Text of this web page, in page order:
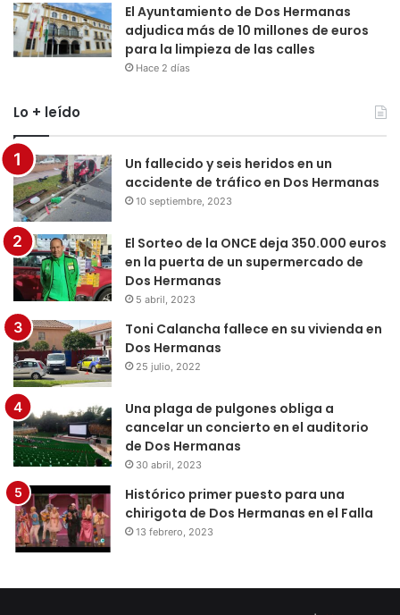
El Ayuntamiento de Dos Hermanas
adjudica más de 10 millones de euros
para la limpieza de las calles
Hace 2 días
Lo + leído
Un fallecido y seis heridos en un
accidente de tráfico en Dos Hermanas
10 septiembre, 2023
El Sorteo de la ONCE deja 350.000 euros
en la puerta de un supermercado de
Dos Hermanas
5 abril, 2023
Toni Calancha fallece en su vivienda en
Dos Hermanas
25 julio, 2022
Una plaga de pulgones obliga a
cancelar un concierto en el auditorio
de Dos Hermanas
30 abril, 2023
Histórico primer puesto para una
chirigota de Dos Hermanas en el Falla
13 febrero, 2023